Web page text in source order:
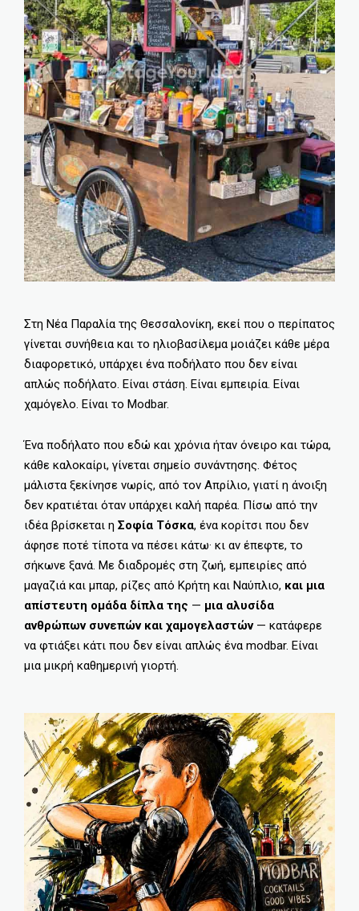
Στη Νέα Παραλία της Θεσσαλονίκη, εκεί που ο περίπατος
γίνεται συνήθεια και το ηλιοβασίλεμα μοιάζει κάθε μέρα
διαφορετικό, υπάρχει ένα ποδήλατο που δεν είναι
απλώς ποδήλατο. Είναι στάση. Είναι εμπειρία. Είναι
χαμόγελο. Είναι το Modbar.
Ένα ποδήλατο που εδώ και χρόνια ήταν όνειρο και τώρα,
κάθε καλοκαίρι, γίνεται σημείο συνάντησης. Φέτος
μάλιστα ξεκίνησε νωρίς, από τον Απρίλιο, γιατί η άνοιξη
δεν κρατιέται όταν υπάρχει καλή παρέα. Πίσω από την
ιδέα βρίσκεται η Σοφία Τόσκα, ένα κορίτσι που δεν
άφησε ποτέ τίποτα να πέσει κάτω· κι αν έπεφτε, το
σήκωνε ξανά. Με διαδρομές στη ζωή, εμπειρίες από
μαγαζιά και μπαρ, ρίζες από Κρήτη και Ναύπλιο, και μια
απίστευτη ομάδα δίπλα της — μια αλυσίδα
ανθρώπων συνεπών και χαμογελαστών— κατάφερε
να φτιάξει κάτι που δεν είναι απλώς ένα modbar. Είναι
μια μικρή καθημερινή γιορτή.